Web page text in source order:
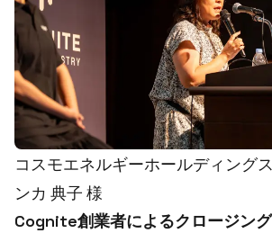
コスモエネルギーホールディン
ンカ 典子 様
Cognite創業者によるクロージング